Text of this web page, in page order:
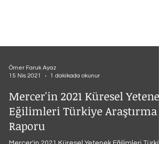
Ömer Faruk Ayaz
15 Nis 2021
1 dakikada okunur
Mercer'in 2021 Küresel Yetenek